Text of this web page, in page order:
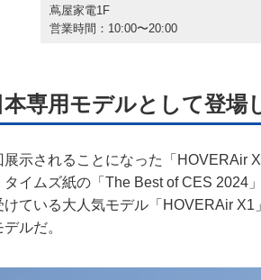
蔦屋家電1F
営業時間：10:00〜20:00
本専用モデルとして登場
展示されることになった「HOVERAir
タイムズ紙の「The Best of CES 2024
けている大人気モデル「HOVERAir
ルだ。